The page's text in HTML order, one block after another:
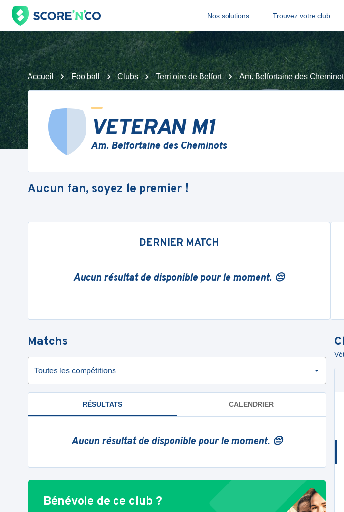
Nos solutions Trouvez votre club
Accueil Football Clubs Territoire de Belfort Am. Belfortaine des
VETERAN M1
Am. Belfortaine des Cheminots
Aucun fan, soyez le premier !
DERNIER MATCH
Aucun résultat de disponible pour le moment. 😔
Matchs
Toutes les compétitions
RÉSULTATS CALENDRIER
Aucun résultat de disponible pour le moment. 😔
Bénévole de ce club ?